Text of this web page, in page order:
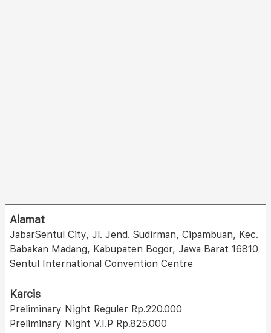
Alamat
JabarSentul City, Jl. Jend. Sudirman, Cipambuan, Kec.
Babakan Madang, Kabupaten Bogor, Jawa Barat 16810
Sentul International Convention Centre
Karcis
Preliminary Night Reguler Rp.220.000
Preliminary Night V.I.P Rp.825.000